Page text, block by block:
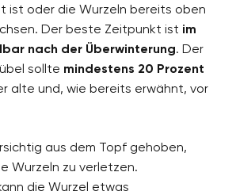
ist oder die Wurzeln bereits oben
Der beste Zeitpunkt ist im
nach der Überwinterung. Der
sollte mindestens 20 Prozent
alte und, wie bereits erwähnt, vor
aus dem Topf gehoben,
Wurzeln zu verletzen.
die Wurzel etwas